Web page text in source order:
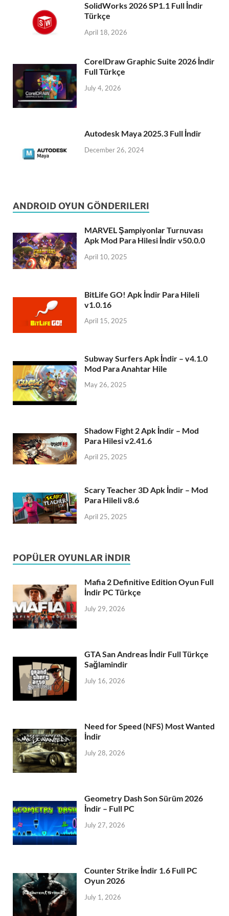
SolidWorks 2026 SP1.1 Full İndir
Türkçe
April 18, 2026
CorelDraw Graphic Suite 2026 İndir
Full Türkçe
July 4, 2026
Autodesk Maya 2025.3 Full İndir
December 26, 2024
ANDROID OYUN GÖNDERILERI
MARVEL Şampiyonlar Turnuvası
Apk Mod Para Hilesi İndir v50.0.0
April 10, 2025
BitLife GO! Apk İndir Para Hileli
v1.0.16
April 15, 2025
Subway Surfers Apk İndir – v4.1.0
Mod Para Anahtar Hile
May 26, 2025
Shadow Fight 2 Apk İndir – Mod
Para Hilesi v2.41.6
April 25, 2025
Scary Teacher 3D Apk İndir – Mod
Para Hileli v8.6
April 25, 2025
POPÜLER OYUNLAR İNDIR
Mafia 2 Definitive Edition Oyun Full
İndir PC Türkçe
July 29, 2026
GTA San Andreas İndir Full Türkçe
Sağlamindir
July 16, 2026
Need for Speed (NFS) Most Wanted
İndir
July 28, 2026
Geometry Dash Son Sürüm 2026
İndir – Full PC
July 27, 2026
Counter Strike İndir 1.6 Full PC
Oyun 2026
July 1, 2026